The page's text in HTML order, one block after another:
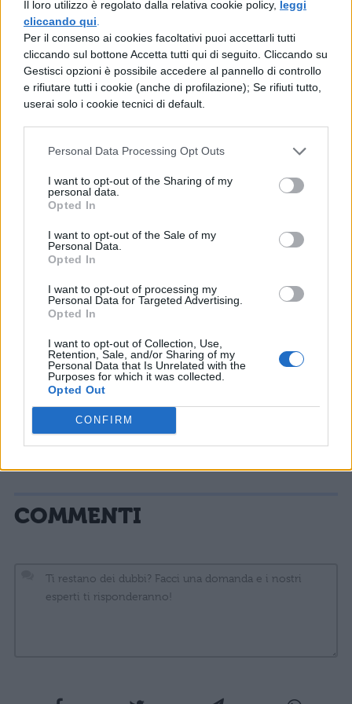
Il loro utilizzo è regolato dalla relativa cookie policy, leggi
cliccando qui
Per il consenso ai cookies facoltativi puoi accettarli tutti
cliccando sul bottone Accetta tutti qui di seguito. Cliccando su
Gestisci opzioni è possibile accedere al pannello di controllo
e rifiutare tutti i cookie (anche di profilazione); Se rifiuti tutto,
userai solo i cookie tecnici di default.
Personal Data Processing Opt Outs
I want to opt-out of the Sharing of my
personal data.
Opted In
I want to opt-out of the Sale of my
Personal Data.
Opted In
I want to opt-out of processing my
Personal Data for Targeted Advertising.
Opted In
I want to opt-out of Collection, Use,
Retention, Sale, and/or Sharing of my
Personal Data that Is Unrelated with the
Purposes for which it was collected.
Opted Out
CONFIRM
comfort alla classe. Che la battaglia abbia
inizio!
GTOresta sempre nel mio cuore: Eikichi
Onizuka è un vero e proprio scapestrato ma
insegnante per…corteggiare le belle
alunne!Il giorno in cui gli verrà davvero
assegnata la cattedra come insegnante però
si dovrà ricredere: la scuola non è certo in
tutto e per tutto rose e fiori. Tra momenti
davvero comici e che ci fanno sorridere,
vediamo però sempre una morale:
ci fa ridere, sì, ma è anche una persona
tutto sommato brava e di buon cuore.
Non dimenticate di scaricare la Blogo
App, per essere sempre aggiornati sui
nostri contenuti. E’ disponibile su
COMMENTI